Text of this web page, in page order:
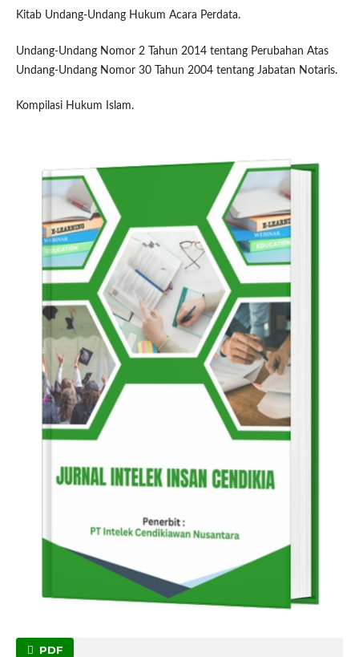
Kitab Undang-Undang Hukum Acara Perdata.
Undang-Undang Nomor 2 Tahun 2014 tentang Perubahan Atas
Undang-Undang Nomor 30 Tahun 2004 tentang Jabatan Notaris.
Kompilasi Hukum Islam.
PDF